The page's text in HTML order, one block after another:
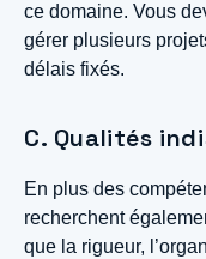
ce domaine. Vous
gérer plusieurs
délais fixés.
C. Qualités
En plus des
recherchent
que la rigueur,